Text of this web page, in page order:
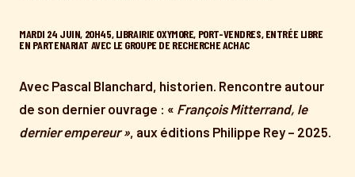
MARDI 24 JUIN, 20H45, LIBRAIRIE OXYMORE, PORT-VENDRES, ENTRÉE LIBRE
EN PARTENARIAT AVEC LE GROUPE DE RECHERCHE ACHAC
Avec Pascal Blanchard, historien. Rencontre autour
de son dernier ouvrage : « François Mitterrand, le
dernier empereur », aux éditions Philippe Rey – 2025.